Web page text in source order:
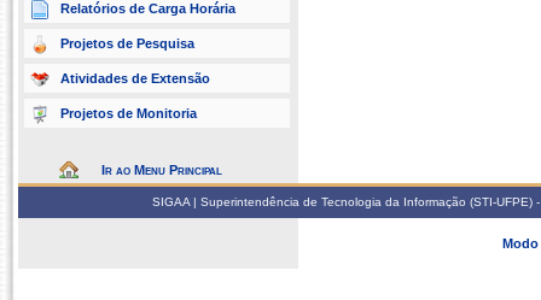
Relatórios de Carga Horária
Projetos de Pesquisa
Atividades de Extensão
Projetos de Monitoria
Ir ao Menu Principal
SIGAA | Superintendência de Tecnologia da Informação (STI-
Modo